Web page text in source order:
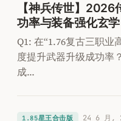
【神兵传世】
功率与装备强化玄学
Q1: 在“1.76复古三职业
度提升武器升级成功率
成…
1.85星王合击版 24 6 月,